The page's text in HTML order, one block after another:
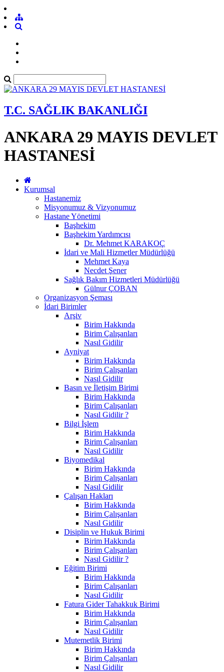
T.C. SAĞLIK BAKANLIĞI
ANKARA 29 MAYIS DEVLET
HASTANESİ
Kurumsal
Hastanemiz
Misyonumuz & Vizyonumuz
Hastane Yönetimi
Başhekim
Başhekim Yardımcısı
Dr. Mehmet KARAKOÇ
İdari ve Mali Hizmetler Müdürlüğü
Mehmet Kaya
Necdet Şener
Sağlık Bakım Hizmetleri Müdürlüğü
Gülnur ÇOBAN
Organizasyon Şeması
İdari Birimler
Arşiv
Birim Hakkında
Birim Çalışanları
Nasıl Gidilir
Ayniyat
Birim Hakkında
Birim Çalışanları
Nasıl Gidilir
Basın ve İletişim Birimi
Birim Hakkında
Birim Çalışanları
Nasıl Gidilir ?
Bilgi İşlem
Birim Hakkında
Birim Çalışanları
Nasıl Gidilir
Biyomedikal
Birim Hakkında
Birim Çalışanları
Nasıl Gidilir
Çalışan Hakları
Birim Hakkında
Birim Çalışanları
Nasıl Gidilir
Disiplin ve Hukuk Birimi
Birim Hakkında
Birim Çalışanları
Nasıl Gidilir ?
Eğitim Birimi
Birim Hakkında
Birim Çalışanları
Nasıl Gidilir
Fatura Gider Tahakkuk Birimi
Birim Hakkında
Birim Çalışanları
Nasıl Gidilir
Mutemetlik Birimi
Birim Hakkında
Birim Çalışanları
Nasıl Gidilir